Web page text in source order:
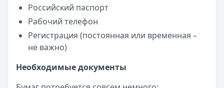
Российский паспорт
Рабочий телефон
Регистрация (постоянная или временная –
не важно)
Необходимые документы